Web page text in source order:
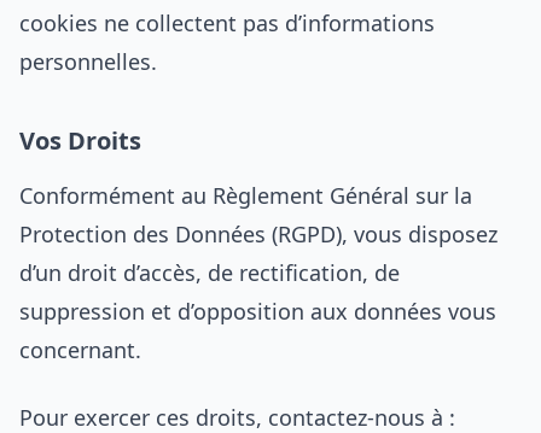
cookies ne collectent pas d’informations
personnelles.
Vos Droits
Conformément au Règlement Général sur la
Protection des Données (RGPD), vous disposez
d’un droit d’accès, de rectification, de
suppression et d’opposition aux données vous
concernant.
Pour exercer ces droits, contactez-nous à :